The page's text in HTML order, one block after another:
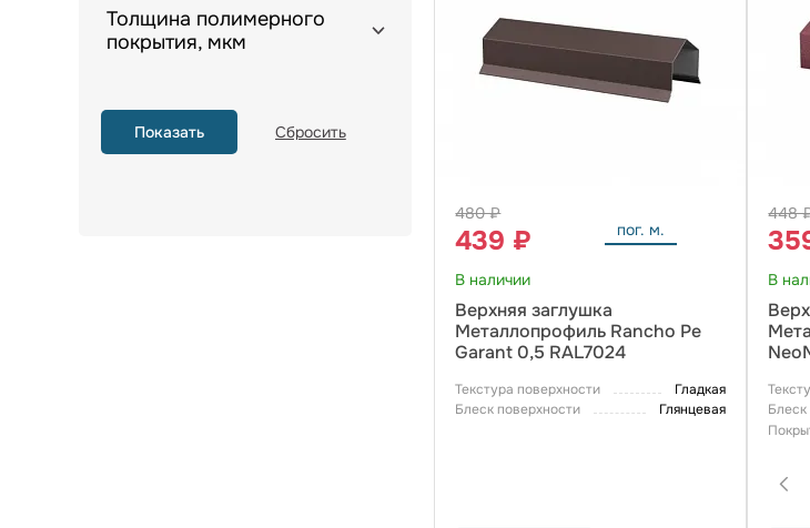
Толщина полимерного
покрытия, мкм
480 ₽
439 ₽ пог. м.
В наличии
Верхняя заглушка
Металлопрофиль Rancho Pe
Garant 0,5 RAL7024
Текстура поверхности
Гладкая
Блеск поверхности
Глянцевая
448
В
Блеск